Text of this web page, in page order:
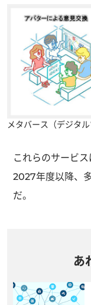
メタバース（デジタル
これらのサービ
2027年度以降、
だ。
あ